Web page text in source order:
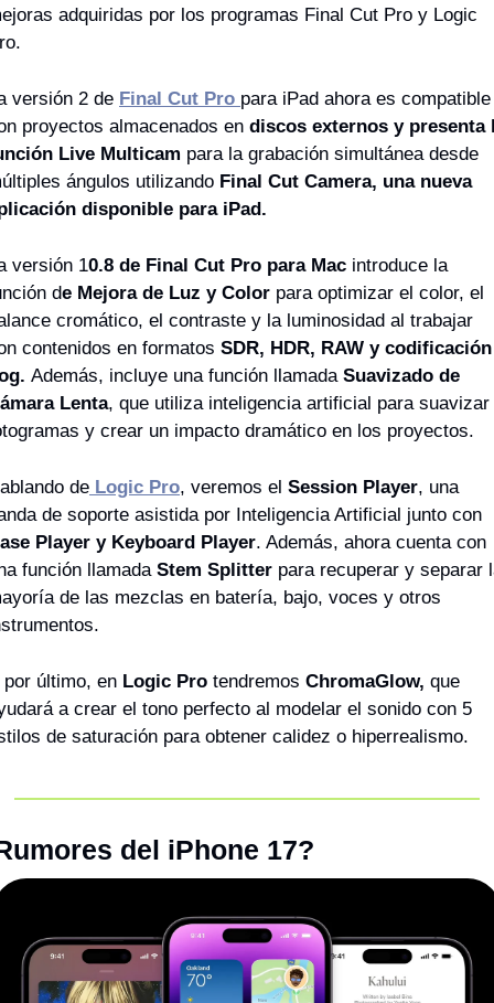
adquiridas por los programas Final Cut Pro y Logic
versión 2 de Final Cut Pro para iPad ahora es compatible
proyectos almacenados en discos externos y presenta
Live Multicam para la grabación simultánea desde
ángulos utilizando Final Cut Camera, una nueva
disponible para iPad.
versión 10.8 de Final Cut Pro para Mac introduce la
de Mejora de Luz y Color para optimizar el color, el
cromático, el contraste y la luminosidad al trabajar
contenidos en formatos SDR, HDR, RAW y codificación
Además, incluye una función llamada Suavizado de
Lenta, que utiliza inteligencia artificial para suavizar
y crear un impacto dramático en los proyectos.
de Logic Pro, veremos el Session Player, una
Player y Keyboard Player. Además, ahora cuenta con
función llamada Stem Splitter para recuperar y separar
de las mezclas en batería, bajo, voces y otros
por último, en Logic Pro tendremos ChromaGlow, que
a crear el tono perfecto al modelar el sonido con 5
de saturación para obtener calidez o hiperrealismo.
del iPhone 17?